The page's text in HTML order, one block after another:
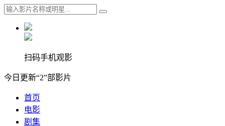
扫码手机观影
今日更新“2”部影片
首页
电影
剧集